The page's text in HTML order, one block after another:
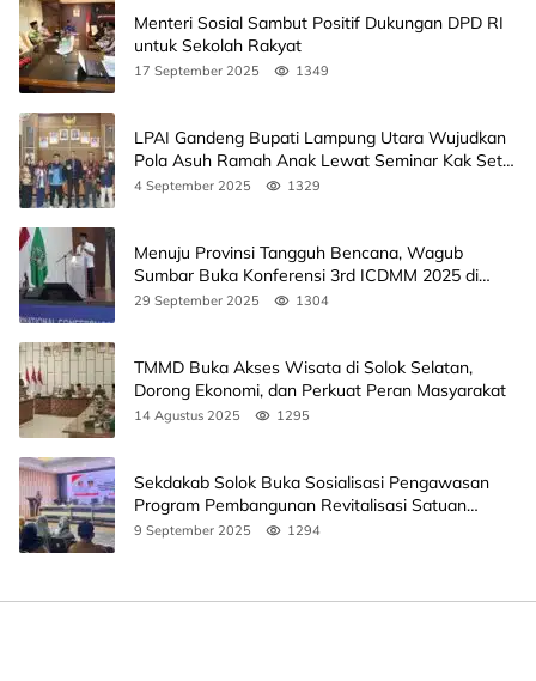
Menteri Sosial Sambut Positif Dukungan DPD RI
untuk Sekolah Rakyat
17 September 2025 1349
LPAI Gandeng Bupati Lampung Utara Wujudkan
Pola Asuh Ramah Anak Lewat Seminar Kak Seto,
Ini Jadwalnya
4 September 2025 1329
Menuju Provinsi Tangguh Bencana, Wagub
Sumbar Buka Konferensi 3rd ICDMM 2025 di
Unand
29 September 2025 1304
TMMD Buka Akses Wisata di Solok Selatan,
Dorong Ekonomi, dan Perkuat Peran Masyarakat
14 Agustus 2025 1295
Sekdakab Solok Buka Sosialisasi Pengawasan
Program Pembangunan Revitalisasi Satuan
Pendidikan
9 September 2025 1294